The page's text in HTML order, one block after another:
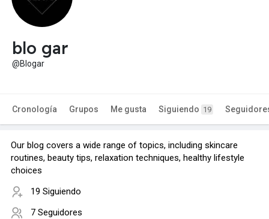
blo gar
@Blogar
Cronología Grupos Me gusta Siguiendo 19
Our blog covers a wide range of topics, including skincare
routines, beauty tips, relaxation techniques, healthy lifestyle
choices
19 Siguiendo
7 Seguidores